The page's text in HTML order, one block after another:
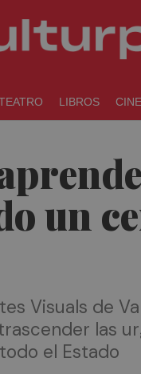
LIBROS CINE
un
Visuals de
las
el Estado